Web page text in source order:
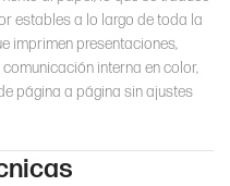
estables a lo largo de toda la
imprimen presentaciones,
interna en color,
página a página sin ajustes